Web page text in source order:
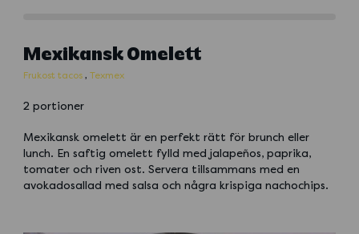
Mexikansk Omelett
Frukost tacos , Texmex
2 portioner
Mexikansk omelett är en perfekt rätt för brunch eller
lunch. En saftig omelett fylld med jalapeños, paprika,
tomater och riven ost. Servera tillsammans med en
avokadosallad med salsa och några krispiga nachochips.